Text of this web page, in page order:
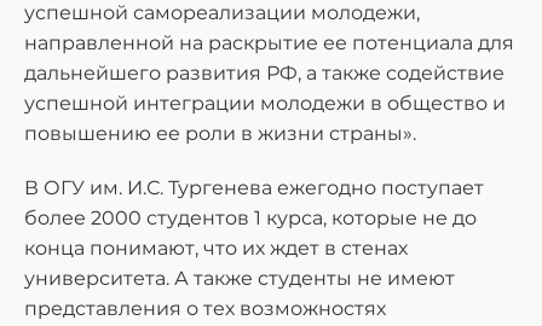
успешной самореализации молодежи,
направленной на раскрытие ее потенциала для
дальнейшего развития РФ, а также содействие
успешной интеграции молодежи в общество и
повышению ее роли в жизни страны».
В ОГУ им. И.С. Тургенева ежегодно поступает
более 2000 студентов 1 курса, которые не до
конца понимают, что их ждет в стенах
университета. А также студенты не имеют
представления о тех возможностях